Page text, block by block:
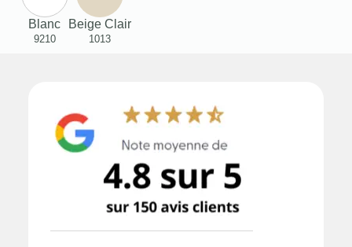
Blanc
9210
Beige Clair
1013